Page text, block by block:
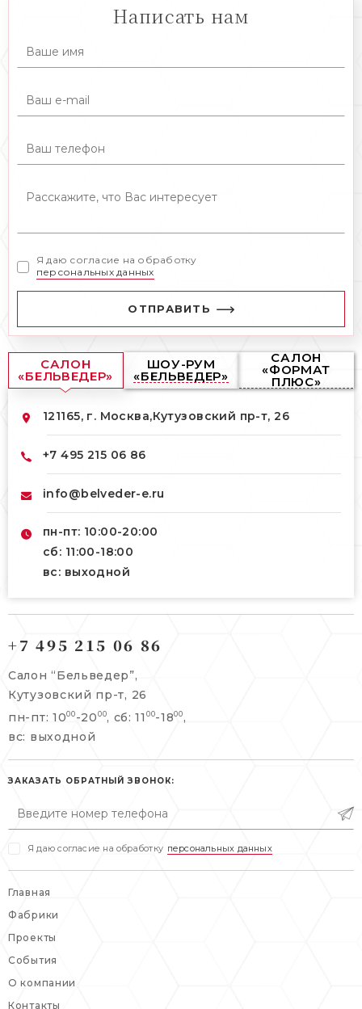
Написать нам
Я даю согласие на обработку
персональных данных
ОТПРАВИТЬ
САЛОН
«БЕЛЬВЕДЕР»
ШОУ-РУМ
«БЕЛЬВЕДЕР»
САЛОН
«ФОРМАТ
ПЛЮС»
121165, г. Москва,Кутузовский пр-т, 26
+7 495 215 06 86
info@belveder-e.ru
пн-пт: 10:00-20:00
сб: 11:00-18:00
вс: выходной
info@belveder-e.ru
пн-пт: 10:00-20:00
сб, вс: выходной
Берсеневский переулок, 3/10с7
+7 495 477 45 43
info@belveder-e.ru
пн-пт: 10:00-19:00
сб: выходной
+7 495 215 06 86
Салон “Бельведер”,
Кутузовский пр-т, 26
пн-пт: 1000 -20 00, сб: 11 00-1800,
вс: выходной
ЗАКАЗАТЬ ОБРАТНЫЙ ЗВОНОК:
Я даю согласие на обработку персональных данных
Главная
Фабрики
Проекты
События
О компании
Контакты